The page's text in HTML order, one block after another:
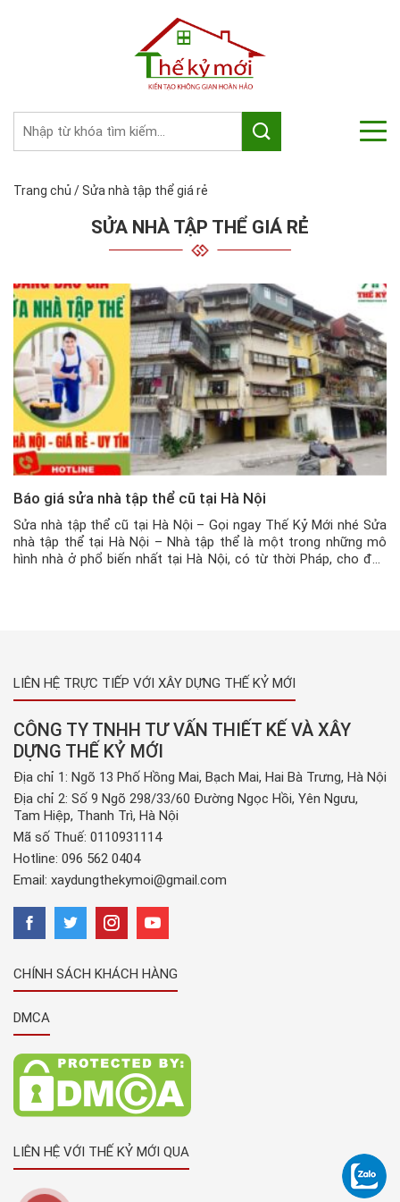
Trang chủ /Sửa nhà tập thể giá rẻ
SỬA NHÀ TẬP THỂ GIÁ RẺ
Báo giá sửa nhà tập thể cũ tại Hà Nội
Sửa nhà tập thể cũ tại Hà Nội – Gọi ngay Thế Kỷ Mới nhé Sửa
nhà tập thể tại Hà Nội – Nhà tập thể là một trong những mô
hình nhà ở phổ biến nhất tại Hà Nội, có từ thời Pháp, cho đến
LIÊN HỆ TRỰC TIẾP VỚI XÂY DỰNG THẾ KỶ MỚI
CÔNG TY TNHH TƯ VẤN THIẾT KẾ VÀ XÂY
DỰNG THẾ KỶ MỚI
Địa chỉ 1: Ngõ 13 Phố Hồng Mai, Bạch Mai, Hai Bà Trưng, Hà Nội
Địa chỉ 2: Số 9 Ngõ 298/33/60 Đường Ngọc Hồi, Yên Ngưu,
Tam Hiệp, Thanh Trì, Hà Nội
Mã số Thuế: 0110931114
Hotline: 096 562 0404
Email: xaydungthekymoi@gmail.com
CHÍNH SÁCH KHÁCH HÀNG
DMCA
LIÊN HỆ VỚI THẾ KỶ MỚI QUA